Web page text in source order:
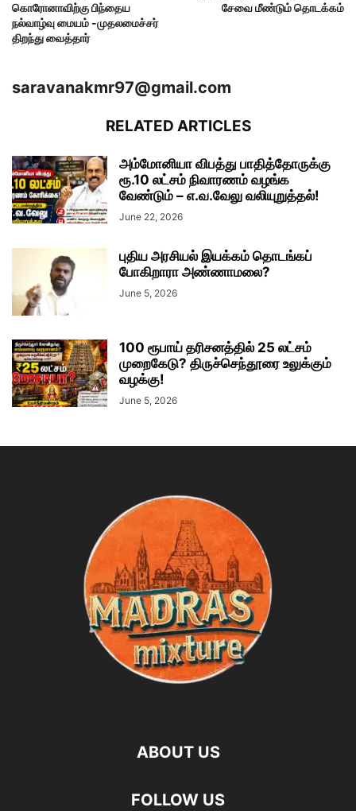
கொரோனாவிற்கு பிந்தைய
நல்வாழ்வு மையம் -முதலமைச்சர்
திறந்து வைத்தார்
சேவை மீண்டும் தொடக்கம்
saravanakmr97@gmail.com
RELATED ARTICLES
அம்மோனியா விபத்து பாதித்தோருக்கு
ரூ.10 லட்சம் நிவாரணம் வழங்க
வேண்டும் – எ.வ.வேலு வலியுறுத்தல்!
June 22, 2026
புதிய அரசியல் இயக்கம் தொடங்கப்
போகிறாரா அண்ணாமலை?
June 5, 2026
100 ரூபாய் தரிசனத்தில் 25 லட்சம்
முறைகேடு? திருச்செந்தூரை உலுக்கும்
வழக்கு!
June 5, 2026
ABOUT US
FOLLOW US